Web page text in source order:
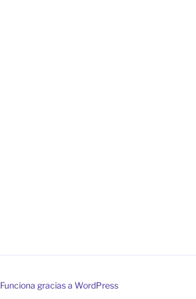
Funciona gracias a WordPress